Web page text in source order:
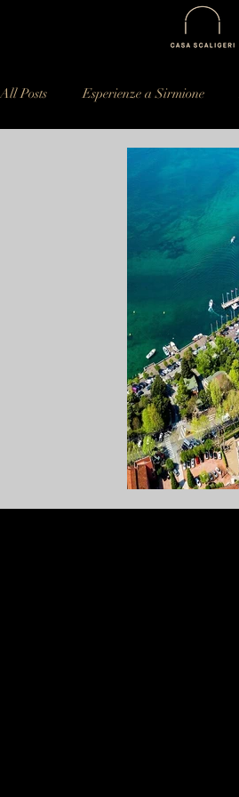
All Posts Esperienze a Sirmione